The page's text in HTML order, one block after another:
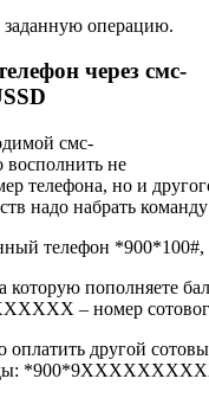
заданную операцию.
через смс-
смс-
не
телефона, но и
надо набрать
телефон *900*100#,
которую пополняете
– номер
другой